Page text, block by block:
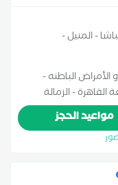
- المنيل -
الباطنه -
القاهرة - الزمالة
الجمعية الأوروبية
لدراسة مرض السكر
الباطنة * عضو
مواعيد الحجز